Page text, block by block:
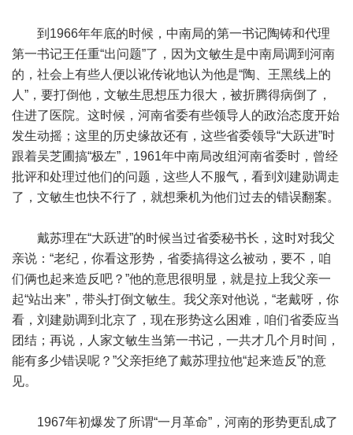
到1966年年底的时候，中南局的第一书记陶铸和代理
第一书记王任重“出问题”了，因为文敏生是中南局调到河南
的，社会上有些人便以讹传讹地认为他是“陶、王黑线上的
人”，要打倒他，文敏生思想压力很大，被折腾得病倒了，
住进了医院。这时候，河南省委有些领导人的政治态度开始
发生动摇；这里的历史缘故还有，这些省委领导“大跃进”时
跟着吴芝圃搞“极左”，1961年中南局改组河南省委时，曾经
批评和处理过他们的问题，这些人不服气，看到刘建勋调走
了，文敏生也快不行了，就想乘机为他们过去的错误翻案。
戴苏理在“大跃进”的时候当过省委秘书长，这时对我父
亲说：“老纪，你看这形势，省委搞得这么被动，要不，咱
们俩也起来造反吧？”他的意思很明显，就是拉上我父亲一
起“站出来”，带头打倒文敏生。我父亲对他说，“老戴呀，你
看，刘建勋调到北京了，现在形势这么困难，咱们省委应当
团结；再说，人家文敏生当第一书记，一共才几个月时间，
能有多少错误呢？”父亲拒绝了戴苏理拉他“起来造反”的意
见。
1967年初爆发了所谓“一月革命”，河南的形势更乱成了